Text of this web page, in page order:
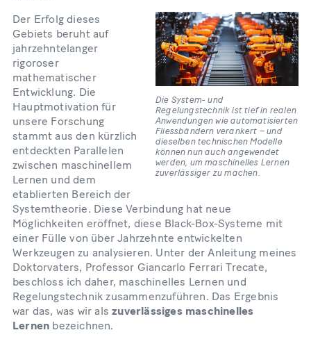
Die System- und
Regelungstechnik ist tief in realen
Anwendungen wie automatisierten
Fliessbändern verankert – und
dieselben technischen Modelle
können nun auch angewendet
werden, um maschinelles Lernen
zuverlässiger zu machen.
Der Erfolg dieses
Gebiets beruht auf
jahrzehntelanger
rigoroser
mathematischer
Entwicklung. Die
Hauptmotivation für
unsere Forschung
stammt aus den kürzlich
entdeckten Parallelen
zwischen maschinellem
Lernen und dem
etablierten Bereich der
Systemtheorie. Diese Verbindung hat neue
Möglichkeiten eröffnet, diese Black-Box-Systeme mit
einer Fülle von über Jahrzehnte entwickelten
Werkzeugen zu analysieren. Unter der Anleitung meines
Doktorvaters, Professor Giancarlo Ferrari Trecate,
beschloss ich daher, maschinelles Lernen und
Regelungstechnik zusammenzuführen. Das Ergebnis
war das, was wir alszuverlässiges maschinelles
Lernen bezeichnen.